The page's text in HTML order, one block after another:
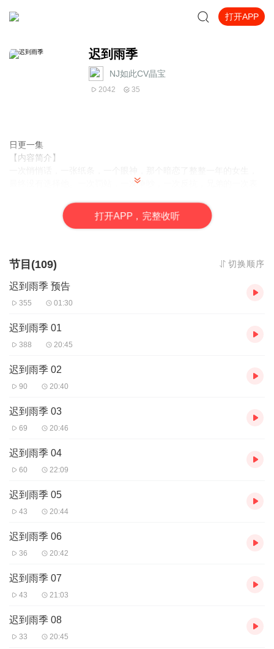
打开APP
迟到雨季
NJ如此CV晶宝
2042 35
日更一集
【内容简介】
最终没有选择他。一次罚站，一次争吵，一次反抗，兄弟的一次表
一次，最终也与这些第一次擦肩而过，淅淅沥沥的雨季里，藏着酸
酸甜甜的青春，也蕴含着意外的秘密。那么，到底他错过了什么，
【作者/主播简介】
主播：NJ如此，一个喜欢配音的小主播。
1、本作品为付费有声书，前24集为免费试听，购买成功后，即可收
台传播，违者将追究其法律责任。
3、如在充值／购买环节遇到问题，您可通过页面右上方按钮，将页
面分享至微信内使用微信支付完成购买。
服：
第一步：您可在喜马拉雅APP【账号】-【帮助与反馈】”中咨询在线
第二步：如果您无法联系上APP内在线客服，可关注【喜马拉雅付
费精品】公众号，通过下方菜单栏里咨询在线客服
838-5616
打开APP，完整收听
节目(109) 切换顺序
迟到雨季 预告
355 01:30
迟到雨季 01
388 20:45
迟到雨季 02
90 20:40
迟到雨季 03
69 20:46
迟到雨季 04
60 22:09
迟到雨季 05
43 20:44
迟到雨季 06
36 20:42
迟到雨季 07
43 21:03
迟到雨季 08
33 20:45